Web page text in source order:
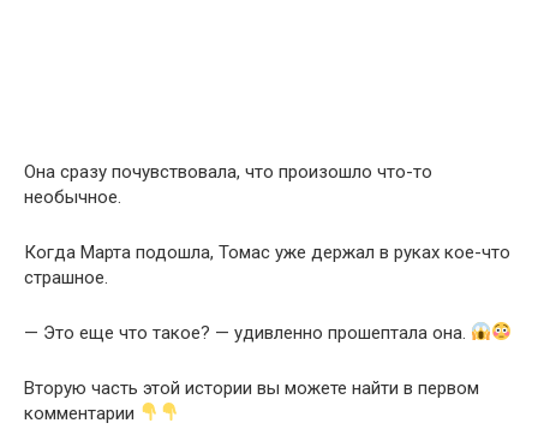
Она сразу почувствовала, что произошло что-то
необычное.
Когда Марта подошла, Томас уже держал в руках кое-что
страшное.
— Это еще что такое? — удивленно прошептала она.
Вторую часть этой истории вы можете найти в первом
комментарии